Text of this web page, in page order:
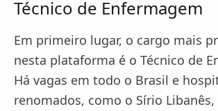
Técnico de Enfermagem
Em primeiro lugar, o cargo mais
nesta plataforma é o Técnico de
Há vagas em todo o Brasil e
renomados, como o Sírio